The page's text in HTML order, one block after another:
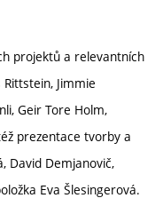
projektů a relevantních
Jimmie
Geir Tore Holm,
prezentace tvorby a
David Demjanovič,
Eva Šlesingerová.